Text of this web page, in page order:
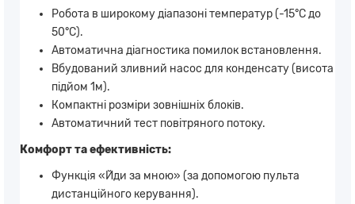
Робота в широкому діапазоні температур (-15°C до
50°С).
Автоматична діагностика помилок встановлення.
Вбудований зливний насос для конденсату (висота
підйом 1м).
Компактні розміри зовнішніх блоків.
Автоматичний тест повітряного потоку.
Комфорт та ефективність:
Функція «Йди за мною» (за допомогою пульта
дистанційного керування).